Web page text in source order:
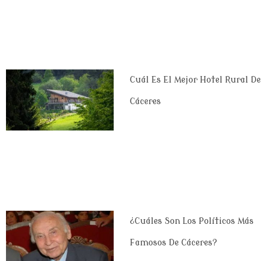
Cuál Es El Mejor Hotel Rural De
Cáceres
¿Cuáles Son Los Políticos Más
Famosos De Cáceres?